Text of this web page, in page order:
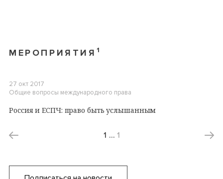
МЕРОПРИЯТИЯ 1
27 окт 2017
Общие вопросы международного права
Россия и ЕСПЧ: право быть услышанным
1 … 1